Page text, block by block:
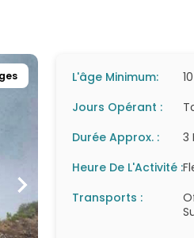
L'âge Minimum:
10
Jours Opérant :
Durée Approx. :
3
Heure De L'Activité :
Transports :